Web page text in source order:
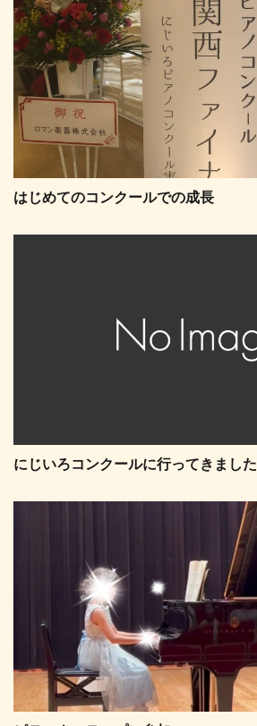
はじめてのコンクールでの成長
にじいろコンクールに行ってきました